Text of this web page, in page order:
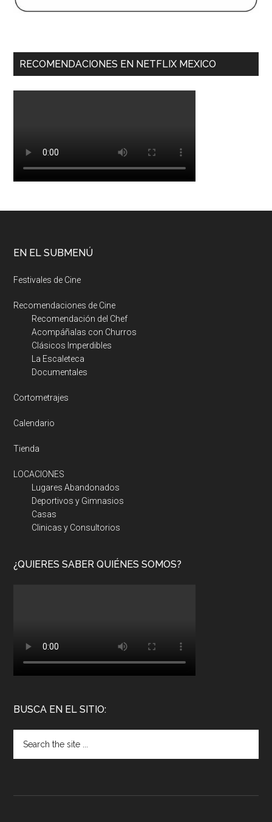
RECOMENDACIONES EN NETFLIX MEXICO
EN EL SUBMENÚ
Festivales de Cine
Recomendaciones de Cine
Recomendación del Chef
Acompáñalas con Churros
Clásicos Imperdibles
La Escaleteca
Documentales
Cortometrajes
Calendario
Tienda
LOCACIONES
Lugares Abandonados
Deportivos y Gimnasios
Casas
Clinicas y Consultorios
¿QUIERES SABER QUIÉNES SOMOS?
BUSCA EN EL SITIO: